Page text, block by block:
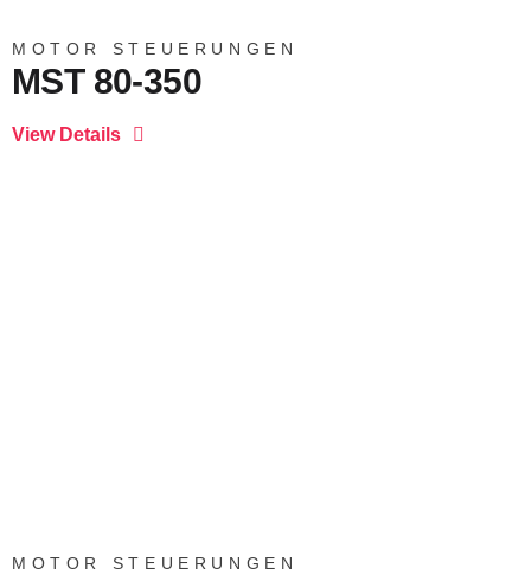
MOTOR STEUERUNGEN
MST 80-350
MOTOR STEUERUNGEN